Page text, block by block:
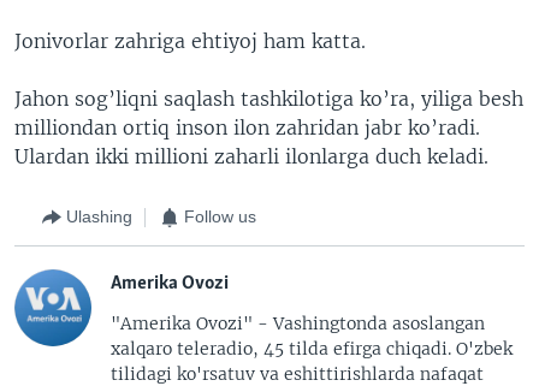
Jonivorlar zahriga ehtiyoj ham katta.
Jahon sog’liqni saqlash tashkilotiga ko’ra, yiliga besh
milliondan ortiq inson ilon zahridan jabr ko’radi.
Ulardan ikki millioni zaharli ilonlarga duch keladi.
Ulashing Follow us
Amerika Ovozi
"Amerika Ovozi" - Vashingtonda asoslangan
xalqaro teleradio, 45 tilda efirga chiqadi. O'zbek
tilidagi ko'rsatuv va eshittirishlarda nafaqat